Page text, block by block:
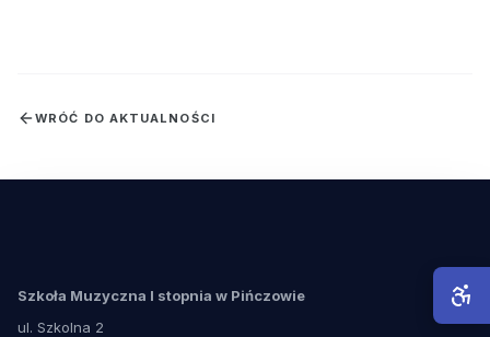
WRÓĆ DO AKTUALNOŚCI
Szkoła Muzyczna I stopnia w Pińczowie
ul. Szkolna 2